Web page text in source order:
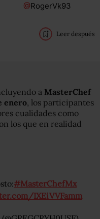
@RogerVk93
Leer después
a MasterChef
enero, los participantes
cualidades como
los que en realidad
#MasterChefMx
IXEiVVFamm